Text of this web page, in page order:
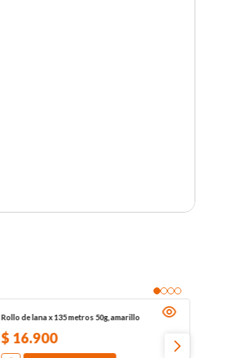
Rollo de lana x 135 metros 50g, amarillo
$ 16.900